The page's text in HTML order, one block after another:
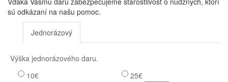
sú odkázaní na našu pomoc.
Jednorázový
Výška jednorázového daru.
10€
25€